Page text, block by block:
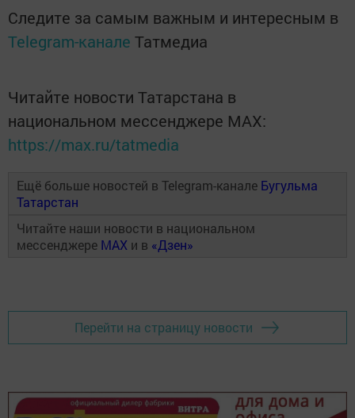
Следите за самым важным и интересным в
Telegram-канале Татмедиа
Читайте новости Татарстана в
национальном мессенджере MАХ:
https://max.ru/tatmedia
Ещё больше новостей в Telegram-канале Бугульма
Татарстан
Читайте наши новости в национальном
мессенджере MAX и в «Дзен»
Перейти на страницу новости